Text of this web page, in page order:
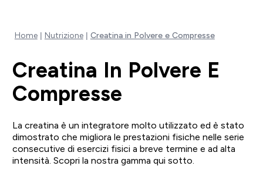
Home Nutrizione Creatina in Polvere e Compresse
Creatina In Polvere E
Compresse
La creatina è un integratore molto utilizzato ed è stato
dimostrato che migliora le prestazioni fisiche nelle serie
consecutive di esercizi fisici a breve termine e ad alta
intensità. Scopri la nostra gamma qui sotto.